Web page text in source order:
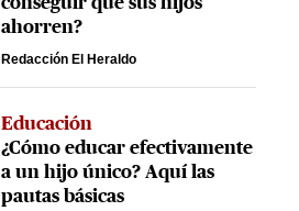
ahorren?
Redacción El Heraldo
Educación
¿Cómo educar efectivamente
a un hijo único? Aquí las
pautas básicas